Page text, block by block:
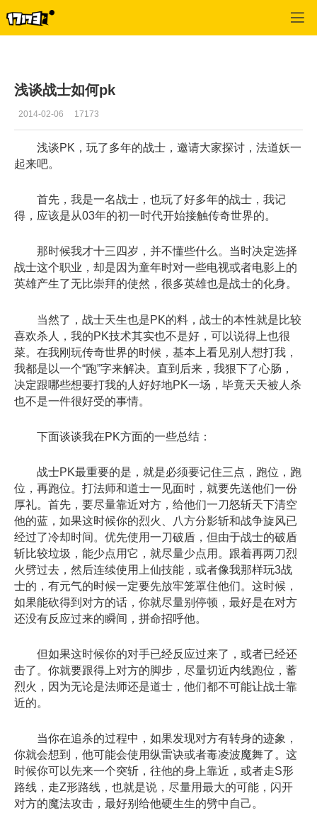
浅谈战士如何pk
2014-02-06 17173
浅谈PK，玩了多年的战士，邀请大家探讨，法道妖一
起来吧。
首先，我是一名战士，也玩了好多年的战士，我记
得，应该是从03年的初一时代开始接触传奇世界的。
那时候我才十三四岁，并不懂些什么。当时决定选择
战士这个职业，却是因为童年时对一些电视或者电影上的
英雄产生了无比崇拜的使然，很多英雄也是战士的化身。
当然了，战士天生也是PK的料，战士的本性就是比较
喜欢杀人，我的PK技术其实也不是好，可以说得上也很
菜。在我刚玩传奇世界的时候，基本上看见别人想打我，
我都是以一个“跑”字来解决。直到后来，我狠下了心肠，
决定跟哪些想要打我的人好好地PK一场，毕竟天天被人杀
也不是一件很好受的事情。
下面谈谈我在PK方面的一些总结：
战士PK最重要的是，就是必须要记住三点，跑位，跑
位，再跑位。打法师和道士一见面时，就要先送他们一份
厚礼。首先，要尽量靠近对方，给他们一刀怒斩天下清空
他的蓝，如果这时候你的烈火、八方分影斩和战争旋风已
经过了冷却时间。优先使用一刀破盾，但由于战士的破盾
斩比较垃圾，能少点用它，就尽量少点用。跟着再两刀烈
火劈过去，然后连续使用上仙技能，或者像我那样玩3战
士的，有元气的时候一定要先放牢笼罩住他们。这时候，
如果能砍得到对方的话，你就尽量别停顿，最好是在对方
还没有反应过来的瞬间，拼命招呼他。
但如果这时候你的对手已经反应过来了，或者已经还
击了。你就要跟得上对方的脚步，尽量切近内线跑位，蓄
烈火，因为无论是法师还是道士，他们都不可能让战士靠
近的。
当你在追杀的过程中，如果发现对方有转身的迹象，
你就会想到，他可能会使用纵雷诀或者毒凌波魔舞了。这
时候你可以先来一个突斩，往他的身上靠近，或者走S形
路线，走Z形路线，也就是说，尽量用最大的可能，闪开
对方的魔法攻击，最好别给他硬生生的劈中自己。